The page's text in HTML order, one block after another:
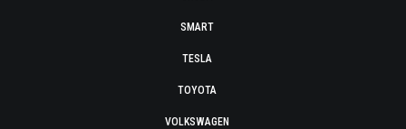
SMART
TESLA
TOYOTA
VOLKSWAGEN